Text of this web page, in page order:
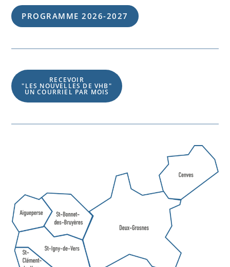
PROGRAMME 2026-2027
RECEVOIR
"LES NOUVELLES DE VHB"
UN COURRIEL PAR MOIS